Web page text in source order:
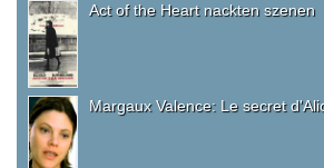
Act of the Heart nackten szenen
Margaux Valence: Le secret